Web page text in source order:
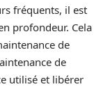
fréquents, il est
profondeur. Cela
de
de
utilisé et libérer